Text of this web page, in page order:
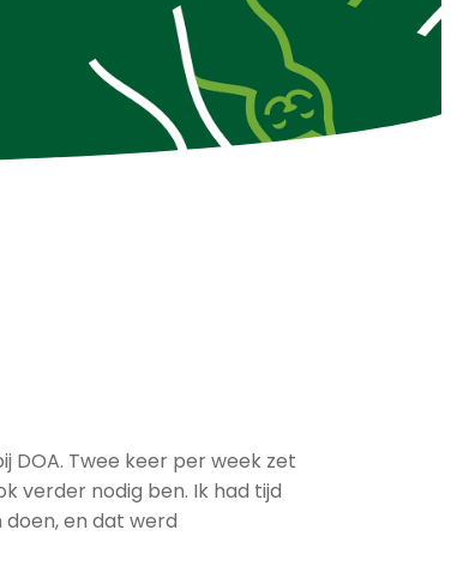
DOA. Twee keer per week zet
verder nodig ben. Ik had tijd
en dat werd